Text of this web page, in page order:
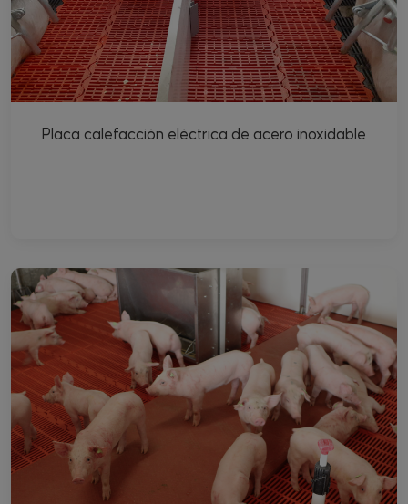
Placa calefacción eléctrica de acero inoxidable